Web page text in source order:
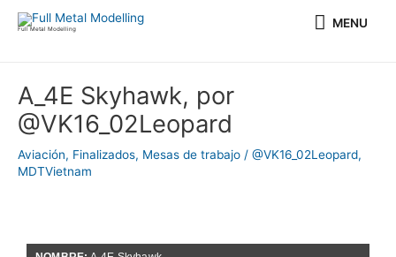
Full Metal Modelling MENU
MENU
A_4E Skyhawk, por
@VK16_02Leopard
Aviación, Finalizados, Mesas de trabajo / @VK16_02Leopard,
MDTVietnam
de
entradas